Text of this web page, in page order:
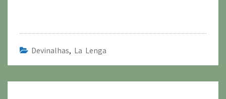
Devinalhas, La Lenga